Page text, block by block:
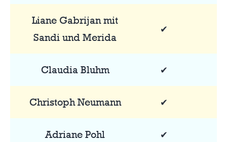
Liane Gabrijan mit
Sandi und Merida
✔
Claudia Bluhm ✔
Christoph Neumann ✔
Adriane Pohl ✔